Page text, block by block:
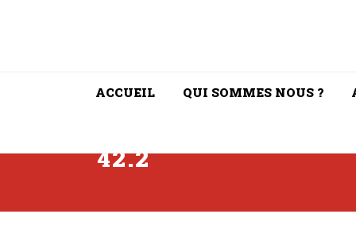
ACCUEIL QUI SOMMES NOUS ?
42.2